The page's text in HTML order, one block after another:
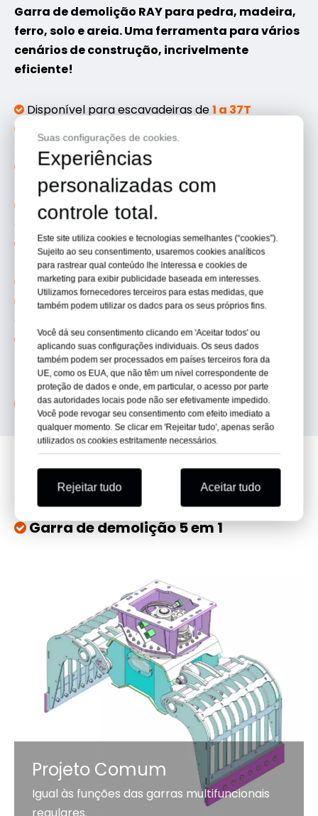
Suas configurações de cookies.
Experiências
personalizadas com
controle total.
Este site utiliza cookies e tecnologias semelhantes (“cookies”).
Sujeito ao seu consentimento, usaremos cookies analíticos
para rastrear qual conteúdo lhe interessa e cookies de
marketing para exibir publicidade baseada em interesses.
Utilizamos fornecedores terceiros para estas medidas, que
também podem utilizar os dados para os seus próprios fins.
Você dá seu consentimento clicando em 'Aceitar todos' ou
aplicando suas configurações individuais. Os seus dados
também podem ser processados ​​em países terceiros fora da
UE, como os EUA, que não têm um nível correspondente de
proteção de dados e onde, em particular, o acesso por parte
das autoridades locais pode não ser efetivamente impedido.
Você pode revogar seu consentimento com efeito imediato a
qualquer momento. Se clicar em 'Rejeitar tudo', apenas serão
utilizados os cookies estritamente necessários.
Rejeitar tudo Aceitar tudo
Garra de demolição RAY para pedra, madeira,
ferro, solo e areia. Uma ferramenta para vários
cenários de construção, incrivelmente
eficiente!
 Disponível para escavadeiras de1 a 37T

Parker

Lâminas de desgaste reversíveis e mutáveis ​​para
prolongar a vida útil
 resistente ao desgaste
garante durabilidade

Vários conjuntos de conchas estão disponíveis,
personalizáveis ​​mediante solicitação
 Cilindros de alta pressão totalmente protegidos

Válvula de bloqueio de abertura/fechamento
opcional

Suporte de montagem aparafusado, multiopção
MS/CW série
SOLICITE UM ORÇAMENTO
INFORMAÇÕES DO
PRODUTO
 Garra de demolição 5 em 1
Projeto Comum
Igual às funções das garras multifuncionais
regulares.